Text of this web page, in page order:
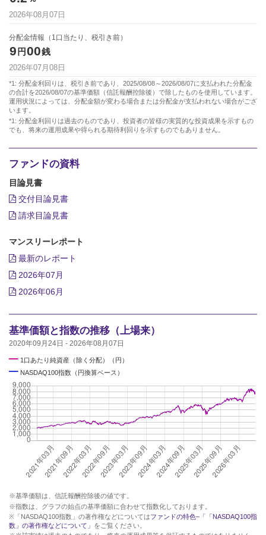
2026年08月07日
分配金情報（1口当たり、税引き前）
9 円00銭
2026年07月08日
*1: 分配金利回りは、税引き前であり、2025/08/08～2026/08/07に支払われた分配金
の合計を2026/08/07の基準価額（信託報酬控除後）で除したものを使用しています。
運用状況によっては、分配金額が変わる場合または分配金が支払われない場合がござ
います。
*1: 分配金利回りは過去のものであり、投資者の皆様の実質的な投資成果を示すもの
でも、将来の運用成果や得られる期待利回りを示すものでもありません。
ファンドの資料
目論見書
交付目論見書
請求目論見書
マンスリーレポート
最新のレポート
2026年07月
2026年06月
基準価額と指数の推移（上場来）
2020年09月24日 - 2026年08月07日
━ 1口あたり純資産（除く分配）（円）
━ NASDAQ100指数（円換算ベース）
※基準価額は、信託報酬控除後の値です。
※指数は、グラフの始点の基準価額に合わせて指数化しております。
※「NASDAQ100指数」の著作権などについてはファンドの特色–「「NASDAQ100指
数」の著作権などについて」 をご覧ください。